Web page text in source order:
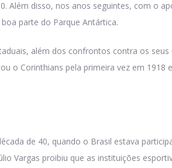
Além disso, nos anos seguintes, com o
parte do Parque Antártica.
além dos confrontos contra os seus
o Corinthians pela primeira vez em 1918 e
de 40, quando o Brasil estava
Vargas proibiu que as instituições